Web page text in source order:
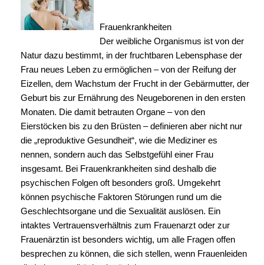
Frauenkrankheiten
Der weibliche Organismus ist von der
Natur dazu bestimmt, in der fruchtbaren Lebensphase der
Frau neues Leben zu ermöglichen – von der Reifung der
Eizellen, dem Wachstum der Frucht in der Gebärmutter, der
Geburt bis zur Ernährung des Neugeborenen in den ersten
Monaten. Die damit betrauten Organe – von den
Eierstöcken bis zu den Brüsten – definieren aber nicht nur
die „reproduktive Gesundheit“, wie die Mediziner es
nennen, sondern auch das Selbstgefühl einer Frau
insgesamt. Bei Frauenkrankheiten sind deshalb die
psychischen Folgen oft besonders groß. Umgekehrt
können psychische Faktoren Störungen rund um die
Geschlechtsorgane und die Sexualität auslösen. Ein
intaktes Vertrauensverhältnis zum Frauenarzt oder zur
Frauenärztin ist besonders wichtig, um alle Fragen offen
besprechen zu können, die sich stellen, wenn Frauenleiden